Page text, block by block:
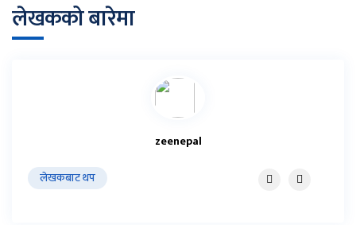
लेखकको बारेमा
zeenepal
लेखकबाट थप